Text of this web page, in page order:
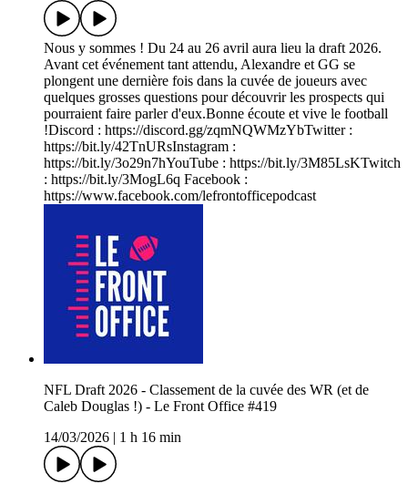
Nous y sommes ! Du 24 au 26 avril aura lieu la draft 2026.
Avant cet événement tant attendu, Alexandre et GG se
plongent une dernière fois dans la cuvée de joueurs avec
quelques grosses questions pour découvrir les prospects qui
pourraient faire parler d'eux.Bonne écoute et vive le football
!Discord : https://discord.gg/zqmNQWMzYbTwitter :
https://bit.ly/42TnURsInstagram :
https://bit.ly/3o29n7hYouTube : https://bit.ly/3M85LsKTwitch
: https://bit.ly/3MogL6q Facebook :
https://www.facebook.com/lefrontofficepodcast
NFL Draft 2026 - Classement de la cuvée des WR (et de
Caleb Douglas !) - Le Front Office #419
14/03/2026 | 1 h 16 min